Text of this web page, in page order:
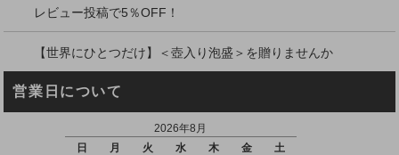
レビュー投稿で5％OFF！
【世界にひとつだけ】＜壺入り泡盛＞を贈りませんか
営業日について
2026年8月
日
月 火 水 木 金
土